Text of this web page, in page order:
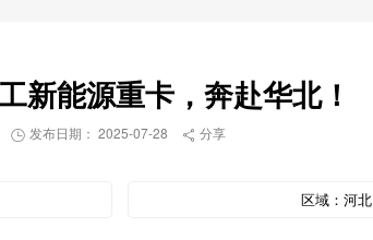
新能源重卡，奔赴华北！
 发布日期： 2025-07-28  分享
区域：河北